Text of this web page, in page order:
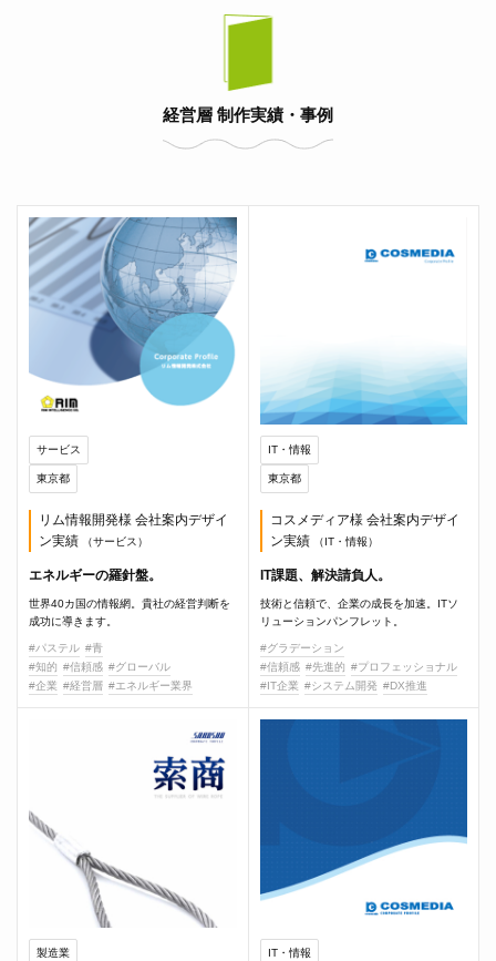
経営層 制作実績・事例
サービス
東京都
リム情報開発様 会社案内デザイ
ン実績
（サービス）
エネルギーの羅針盤。
世界40カ国の情報網。貴社の経営判断を
成功に導きます。
#パステル #青
#知的 #信頼感 #グローバル
#企業 #経営層 #エネルギー業界
IT・情報
東京都
コスメディア様 会社案内デザイ
ン実績
（IT・情報）
IT課題、解決請負人。
技術と信頼で、企業の成長を加速。ITソ
リューションパンフレット。
#グラデーション
#信頼感 #先進的 #プロフェッショナル
#IT企業 #システム開発 #DX推進
製造業 IT・情報